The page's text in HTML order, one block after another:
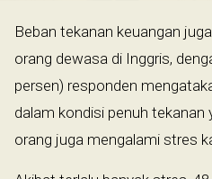
Beban tekanan keuangan
orang dewasa di Inggris,
persen) responden
dalam kondisi penuh tekanan
orang juga mengalami stres